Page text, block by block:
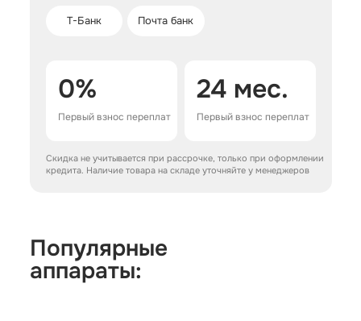
Скидка не учитывается при рассрочке, только при оформлении
кредита. Наличие товара на складе уточняйте у менеджеров
Почта банк
Т-Банк
24 мес.
0%
Первый взнос переплат
Первый взнос переплат
Популярные
аппараты: